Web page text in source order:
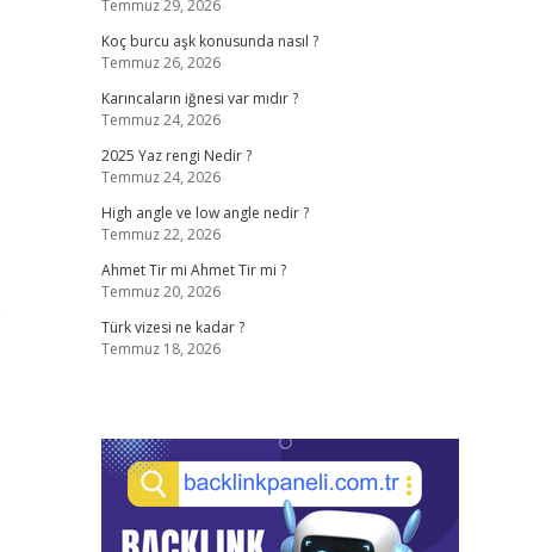
Temmuz 29, 2026
Koç burcu aşk konusunda nasıl ?
Temmuz 26, 2026
Karıncaların iğnesi var mıdır ?
Temmuz 24, 2026
2025 Yaz rengi Nedir ?
Temmuz 24, 2026
High angle ve low angle nedir ?
Temmuz 22, 2026
Ahmet Tir mi Ahmet Tir mi ?
Temmuz 20, 2026
Türk vizesi ne kadar ?
Temmuz 18, 2026